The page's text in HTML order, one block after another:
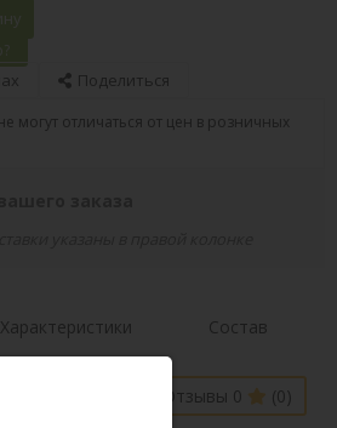
Поделиться
могут отличаться от цен в розничных
Характеристики Состав
Отзывы 0 (0)